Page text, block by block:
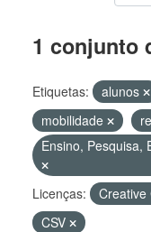
1 conjunto
Etiquetas: alunos
mobilidade
Ensino, Pesquisa,
Licenças: Creative
CSV